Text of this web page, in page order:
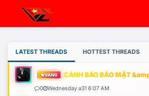
LATEST THREADS HOTTEST THREADS
VÀNG CẢNH BÁO BẢO MẬT
0 Wednesday a31 6:07 AM